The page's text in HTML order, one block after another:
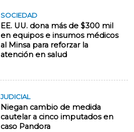
SOCIEDAD
EE. UU. dona más de $300 mil
en equipos e insumos médicos
al Minsa para reforzar la
atención en salud
JUDICIAL
Niegan cambio de medida
cautelar a cinco imputados en
caso Pandora